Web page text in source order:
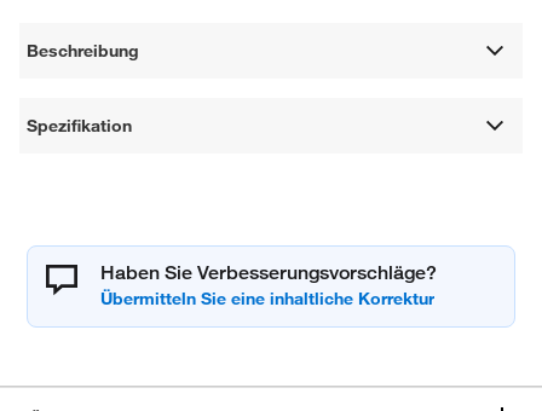
Beschreibung
Spezifikation
Haben Sie Verbesserungsvorschläge?